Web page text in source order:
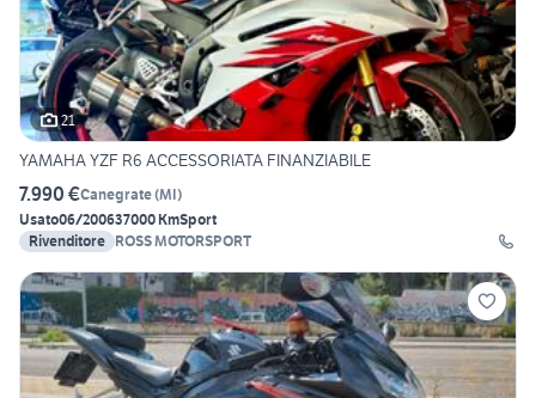
21
YAMAHA YZF R6 ACCESSORIATA FINANZIABILE
7.990 €Canegrate(MI)
Usato06/200637000 KmSport
Rivenditore ROSS MOTORSPORT